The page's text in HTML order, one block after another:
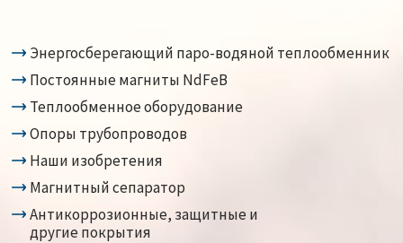
Энергосберегающий паро-водяной теплообменник
Постоянные магниты NdFeB
Теплообменное оборудование
Опоры трубопроводов
Наши изобретения
Магнитный сепаратор
Антикоррозионные, защитные и
другие покрытия